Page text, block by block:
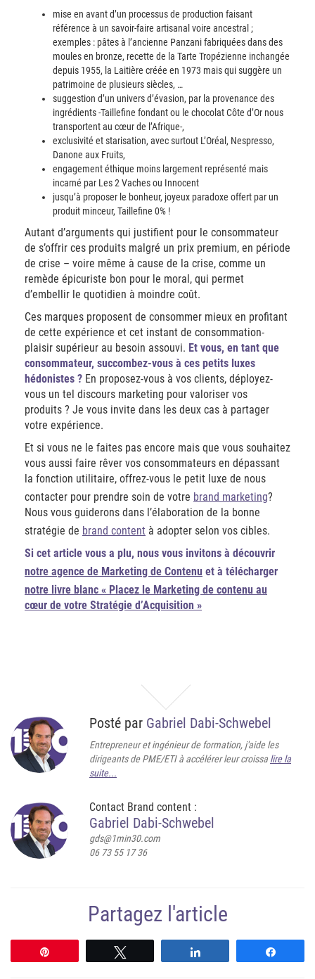
mise en avant d’un processus de production faisant
référence à un savoir-faire artisanal voire ancestral ;
exemples : pâtes à l’ancienne Panzani fabriquées dans des
moules en bronze, recette de la Tarte Tropézienne inchangée
depuis 1955, la Laitière créée en 1973 mais qui suggère un
patrimoine de plusieurs siècles, …
suggestion d’un univers d’évasion, par la provenance des
ingrédients -Taillefine fondant ou le chocolat Côte d’Or nous
transportent au cœur de l’Afrique-,
exclusivité et starisation, avec surtout L’Oréal, Nespresso,
Danone aux Fruits,
engagement éthique moins largement représenté mais
incarné par Les 2 Vaches ou Innocent
jusqu’à proposer le bonheur, joyeux paradoxe offert par un
produit minceur, Taillefine 0% !
Autant d’arguments qui justifient pour le consommateur
de s’offrir ces produits malgré un prix premium, en période
de crise – voire même à cause de la crise, comme un
remède épicuriste bon pour le moral, qui permet
d’embellir le quotidien à moindre coût.
Ces marques proposent de consommer mieux en profitant
de cette expérience et cet instant de consommation-
plaisir supérieur au besoin assouvi. Et vous, en tant que
consommateur, succombez-vous à ces petits luxes
hédonistes ? En proposez-vous à vos clients, déployez-
vous un tel discours marketing pour valoriser vos
produits ? Je vous invite dans les deux cas à partager
votre expérience.
Et si vous ne le faites pas encore mais que vous souhaitez
vous aussi faire rêver vos consommateurs en dépassant
la fonction utilitaire, offrez-vous le petit luxe de nous
contacter pour prendre soin de votre brand marketing?
Nous vous guiderons dans l’élaboration de la bonne
stratégie de brand content à adopter selon vos cibles.
Si cet article vous a plu, nous vous invitons à découvrir
notre agence de Marketing de Contenu et à télécharger
notre livre blanc « Placez le Marketing de contenu au
cœur de votre Stratégie d’Acquisition »
Posté par Gabriel Dabi-Schwebel
Entrepreneur et ingénieur de formation, j'aide les
dirigeants de PME/ETI à accélérer leur croissa lire la
suite...
Contact Brand content :
Gabriel Dabi-Schwebel
gds@1min30.com
06 73 55 17 36
Partagez l'article